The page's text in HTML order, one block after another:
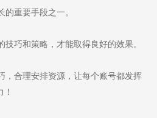
重要手段之一。
巧和策略，才能取得良好的效果。
合理安排资源，让每个账号都发挥